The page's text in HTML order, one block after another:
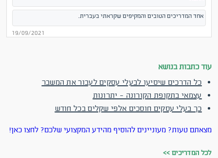
אחד המדריכים הטובים והמקיפים שקראתי בעברית.
19/09/2021
עוד כתבות בנושא
כל הדרכים שיסיעו לבעלי עסקים לעבור את המשבר
עצמאי בתקופת הקורונה - יתרונות
כך בעלי עסקים חוסכים אלפי שקלים בכל חודש
מצאתם טעות? מעוניינים להוסיף מהידע המקצועי שלכם? לחצו כאן!
לכל המדריכים >>